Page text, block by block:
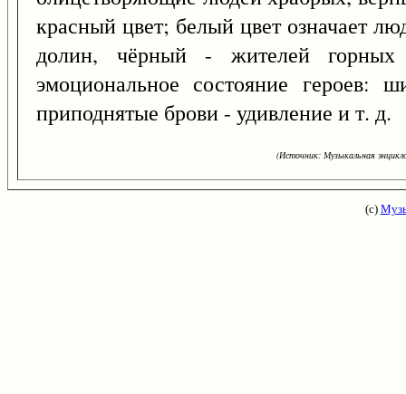
красный цвет; белый цвет означает
долин, чёрный - жителей
эмоциональное состояние героев:
приподнятые брови - удивление и т. д.
(Источник: Музыкальная
(с)